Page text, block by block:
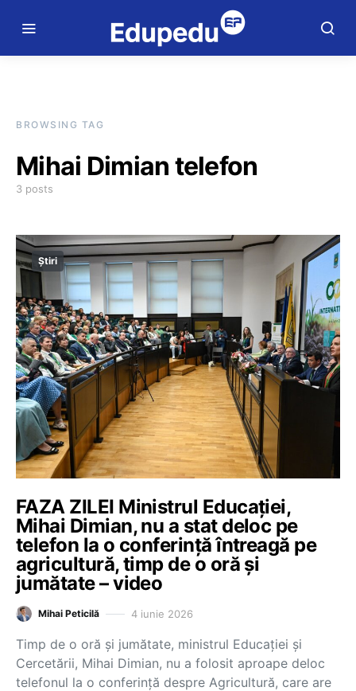
BROWSING TAG
Mihai Dimian telefon
3 posts
Știri
FAZA ZILEI Ministrul Educației,
Mihai Dimian, nu a stat deloc pe
telefon la o conferință întreagă pe
agricultură, timp de o oră și
jumătate – video
Mihai Peticilă 4 iunie 2026
Timp de o oră și jumătate, ministrul Educației și
Cercetării, Mihai Dimian, nu a folosit aproape deloc
telefonul la o conferință despre Agricultură, care are